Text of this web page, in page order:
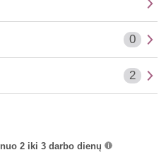
0
2
nuo 2 iki 3 darbo dienų